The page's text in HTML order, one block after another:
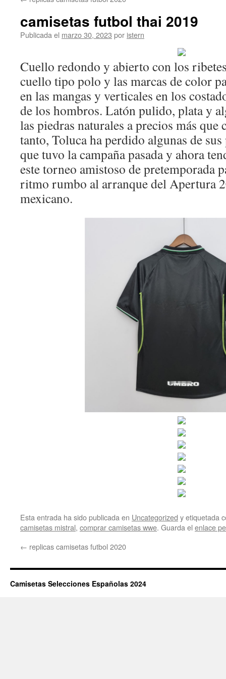
camisetas futbol thai 2019
Publicada el marzo 30, 2023 por istern
Cuello redondo y abierto con los
cuello tipo polo y las marcas de color
en las mangas y verticales en los
de los hombros. Latón pulido, plata y
las piedras naturales a precios más
tanto, Toluca ha perdido algunas de
que tuvo la campaña pasada y ahora
este torneo amistoso de pretemporada
ritmo rumbo al arranque del Apertura
mexicano.
Esta entrada ha sido publicada en Uncategorized y etiquetada
camisetas mistral, comprar camisetas wwe. Guarda el enlace
← replicas camisetas futbol 2020
Camisetas Selecciones Españolas 2024